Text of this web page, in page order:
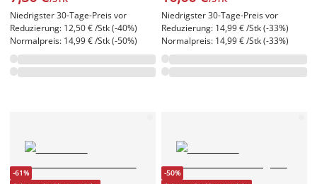
Niedrigster 30-Tage-Preis vor
Reduzierung: 12,50 € /Stk (-40%)
Normalpreis: 14,99 € /Stk (-50%)
Niedrigster 30-Tage-Preis vor
Reduzierung: 14,99 € /Stk (-33%)
Normalpreis: 14,99 € /Stk (-33%)
-61%
-50%